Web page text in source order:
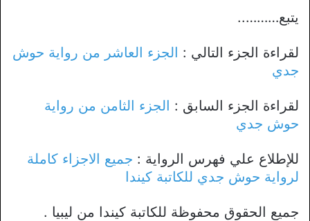
يتبع………..
لقراءة الجزء التالي : الجزء العاشر من رواية حوش
جدي
لقراءة الجزء السابق : الجزء الثامن من رواية
حوش جدي
للإطلاع علي فهرس الرواية : جميع الاجزاء كاملة
لرواية حوش جدي للكاتبة كيندا
جميع الحقوق محفوظة للكاتبة كيندا من ليبيا .